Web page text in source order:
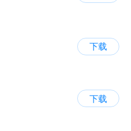
下载
下载